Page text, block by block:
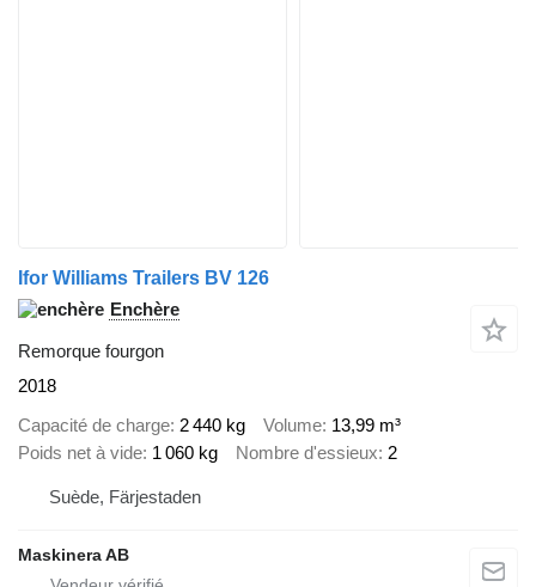
Ifor Williams Trailers BV 126
Enchère
Remorque fourgon
2018
Capacité de charge 2 440 kg Volume 13,99 m³
Poids net à vide 1 060 kg Nombre d'essieux 2
Suède, Färjestaden
Maskinera AB